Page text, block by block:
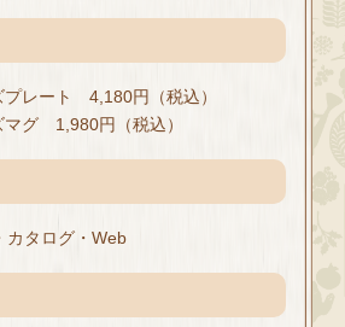
レート 4,180円（税込）
マグ 1,980円（税込）
カタログ・Web